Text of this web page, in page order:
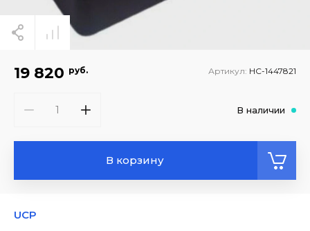
UCP
19 820 руб. Артикул: НС-1447821
В наличии
В корзину